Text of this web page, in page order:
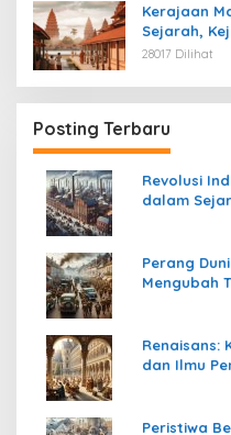
Kerajaan
Sejarah,
28017 Dilihat
Posting Terbaru
Revolusi
dalam
Perang
Mengubah
Renaisans:
dan Ilmu
Peristiwa